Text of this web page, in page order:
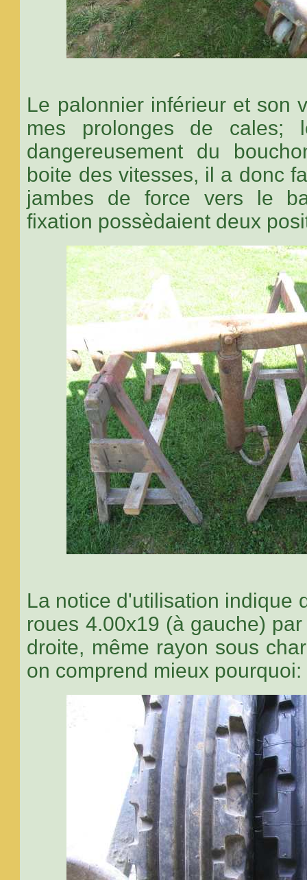
Le palonnier inférieur et son
mes prolonges de cales;
dangereusement du
boite des vitesses, il a donc
jambes de force vers le
fixation possèdaient deux
La notice d'utilisation indique
roues 4.00x19 (à gauche)
droite, même rayon sous
on comprend mieux pourquoi: